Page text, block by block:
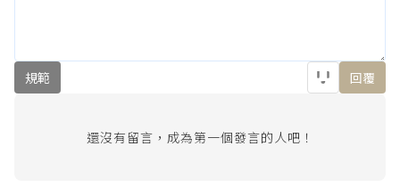
規範 回覆
還沒有留言，成為第一個發言的人吧！